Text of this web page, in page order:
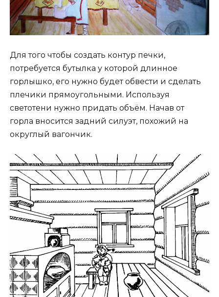
Для того чтобы создать контур печки,
потребуется бутылка у которой длинное
горлышко, его нужно будет обвести и сделать
плечики прямоугольными. Используя
светотени нужно придать объём. Начав от
горла вносится задний силуэт, похожий на
округлый вагончик.